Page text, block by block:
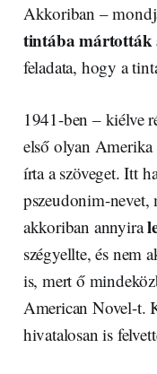
Akkoriban –
tintába
feladata, hogy a
1941-ben – kiélve
első olyan
írta a szöveget. Itt
pszeudonim-nevet,
akkoriban annyira
szégyellte, és nem
is, mert ő
American Novel-t.
hivatalosan is